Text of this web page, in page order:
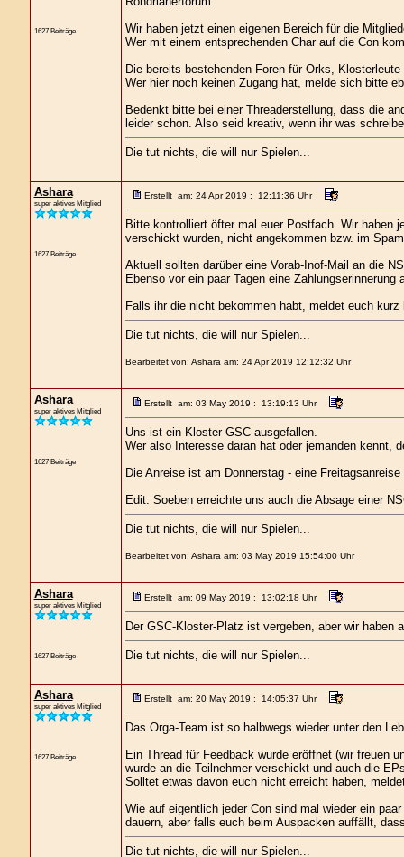
1627 Beiträge
Wir haben jetzt einen eigenen Bereich für die
Wer mit einem entsprechenden Char auf die Con
Die bereits bestehenden Foren für Orks,
Wer hier noch keinen Zugang hat, melde sich bitte
Bedenkt bitte bei einer Threaderstellung, dass die
leider schon. Also seid kreativ, wenn ihr was
Die tut nichts, die will nur Spielen...
Ashara
super aktives Mitglied
1627 Beiträge
Erstellt am: 24 Apr 2019 : 12:11:36 Uhr
Bitte kontrolliert öfter mal euer Postfach. Wir haben
verschickt wurden, nicht angekommen bzw. im
Aktuell sollten darüber eine Vorab-Inof-Mail an die
Ebenso vor ein paar Tagen eine
Falls ihr die nicht bekommen habt, meldet euch
Die tut nichts, die will nur Spielen...
Bearbeitet von: Ashara am: 24 Apr 2019 12:12:32 Uhr
Ashara
super aktives Mitglied
1627 Beiträge
Erstellt am: 03 May 2019 : 13:19:13 Uhr
Uns ist ein Kloster-GSC ausgefallen.
Wer also Interesse daran hat oder jemanden kennt,
Die Anreise ist am Donnerstag - eine
Edit: Soeben erreichte uns auch die Absage einer
Die tut nichts, die will nur Spielen...
Bearbeitet von: Ashara am: 03 May 2019 15:54:00 Uhr
Ashara
super aktives Mitglied
1627 Beiträge
Erstellt am: 09 May 2019 : 13:02:18 Uhr
Der GSC-Kloster-Platz ist vergeben, aber wir haben
Die tut nichts, die will nur Spielen...
Ashara
super aktives Mitglied
1627 Beiträge
Erstellt am: 20 May 2019 : 14:05:37 Uhr
Das Orga-Team ist so halbwegs wieder unter den
Ein Thread für Feedback wurde eröffnet (wir freuen
wurde an die Teilnehmer verschickt und auch die
Solltet etwas davon euch nicht erreicht haben,
Wie auf eigentlich jeder Con sind mal wieder ein
dauern, aber falls euch beim Auspacken auffällt,
Die tut nichts, die will nur Spielen...